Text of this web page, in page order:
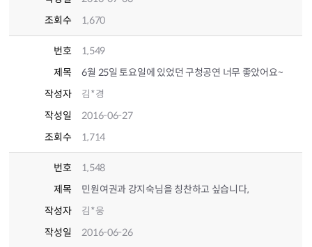
조회수
1,670
번호
1,549
제목
6월 25일 토요일에 있었던 구청공연 너무 좋았어요~
작성자
김*경
작성일
2016-06-27
조회수
1,714
번호
1,548
제목
민원여권과 강지숙님을 칭찬하고 싶습니다,
작성자
김*웅
작성일
2016-06-26